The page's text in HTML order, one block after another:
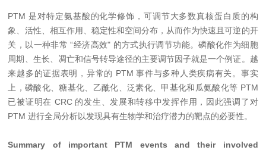
PTM 是对特定氨基酸的化学修饰，可调节大多数真核蛋白质的构
象、活性、相互作用、稳定性和空间分布，从而作为快速且可逆的开
关，以一种非常 “经济高效" 的方式执行调节功能。磷酸化作为细胞
周期、生长、凋亡和信号转导途径的主要调节因子就是一个例证。越
来越多的证据表明，异常的 PTM 事件与多种人类疾病有关。事实
上，磷酸化、糖基化、乙酰化、泛素化、甲基化和瓜氨酸化等 PTM
已被证明在 CRC 的发生、发展和转移中发挥作用，因此强调了对
PTM 进行全局分析以发现具有生物学和治疗潜力的靶点的必要性。
Summary of important PTM events and their involved